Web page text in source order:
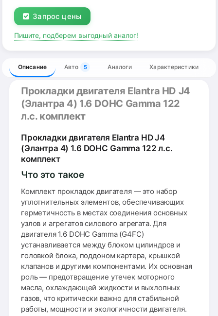
Запрос цены
Пишите, подберем выгодный аналог!
Описание Авто 5 Аналоги Характеристики
Прокладки двигателя Elantra HD J4
(Элантра 4) 1.6 DOHC Gamma 122
л.с. комплект
Прокладки двигателя Elantra HD J4
(Элантра 4) 1.6 DOHC Gamma 122 л.с.
комплект
Что это такое
Комплект прокладок двигателя — это набор
уплотнительных элементов, обеспечивающих
герметичность в местах соединения основных
узлов и агрегатов силового агрегата. Для
двигателя 1.6 DOHC Gamma (G4FC)
устанавливается между блоком цилиндров и
головкой блока, поддоном картера, крышкой
клапанов и другими компонентами. Их основная
роль — предотвращение утечек моторного
масла, охлаждающей жидкости и выхлопных
газов, что критически важно для стабильной
работы, мощности и экологичности двигателя.